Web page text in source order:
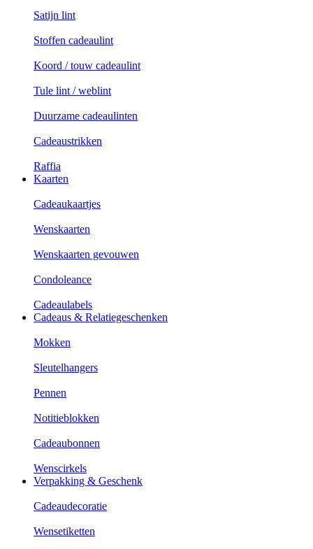
Satijn lint
Stoffen cadeaulint
Koord / touw cadeaulint
Tule lint / weblint
Duurzame cadeaulinten
Cadeaustrikken
Raffia
Kaarten
Cadeaukaartjes
Wenskaarten
Wenskaarten gevouwen
Condoleance
Cadeaulabels
Cadeaus & Relatiegeschenken
Mokken
Sleutelhangers
Pennen
Notitieblokken
Cadeaubonnen
Wenscirkels
Verpakking & Geschenk
Cadeaudecoratie
Wensetiketten